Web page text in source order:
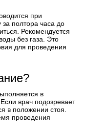
при
полтора часа до
Рекомендуется
без газа. Это
для проведения
в
врач подозревает
в положении стоя.
проведения